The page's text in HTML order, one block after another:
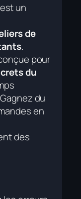
un
de
.
pour
du
du
en
des